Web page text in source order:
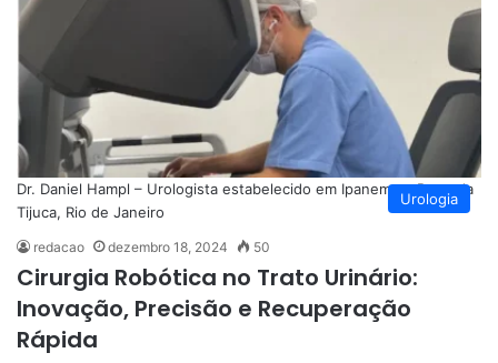
Urologia
Dr. Daniel Hampl – Urologista estabelecido em Ipanema e Barra da
Tijuca, Rio de Janeiro
redacao dezembro 18, 2024 50
Cirurgia Robótica no Trato Urinário:
Inovação, Precisão e Recuperação
Rápida